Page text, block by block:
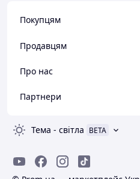
Покупцям
Продавцям
Про нас
Партнери
Тема - світла BETA